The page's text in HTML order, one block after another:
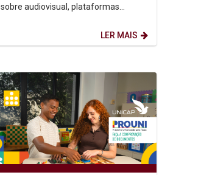
sobre audiovisual, plataformas
destaque em dois importantes...
LER MAIS